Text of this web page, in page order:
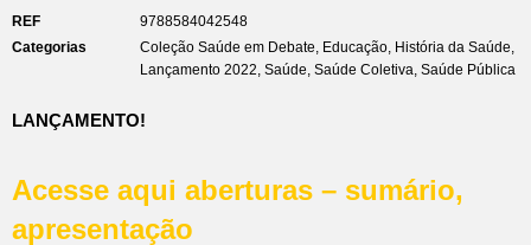
REF
9788584042548
Categorias
Coleção Saúde em Debate Educação História da Saúde
Lançamento 2022 Saúde Saúde Coletiva Saúde Pública
LANÇAMENTO!
Acesse aqui aberturas – sumário,
apresentação